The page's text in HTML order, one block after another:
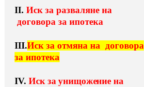
ІІ. Иск за разваляне на
договора за ипотека
ІІІ.Иск за отмяна на договора
за ипотека
ІV. Иск за унищожение на